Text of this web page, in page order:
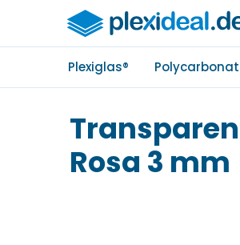
Plexiglas® Polycarbonat
Rosa 3 mm